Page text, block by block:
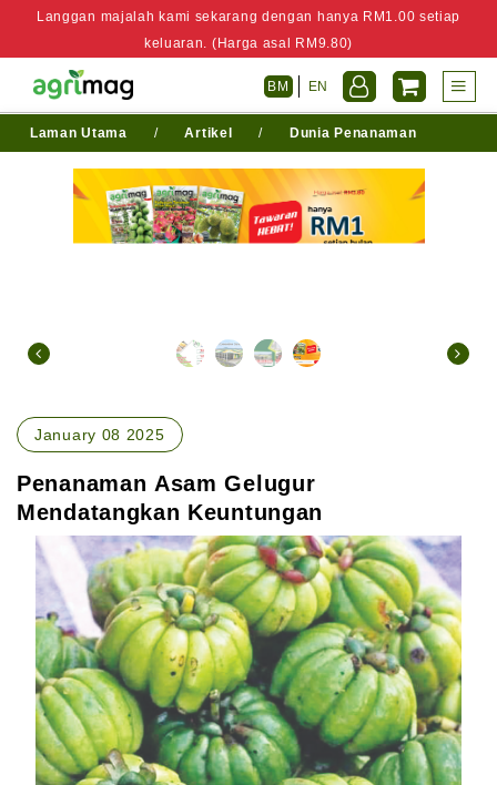
Langgan majalah kami sekarang dengan hanya RM1.00 setiap
keluaran. (Harga asal RM9.80)
BM EN
Laman Utama / Artikel / Dunia Penanaman
January 08 2025
Penanaman Asam Gelugur
Mendatangkan Keuntungan